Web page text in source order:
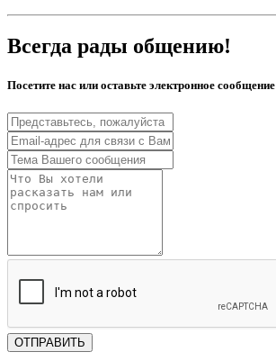
Всегда рады общению!
Посетите нас или оставьте электронное сообщение
ОТПРАВИТЬ